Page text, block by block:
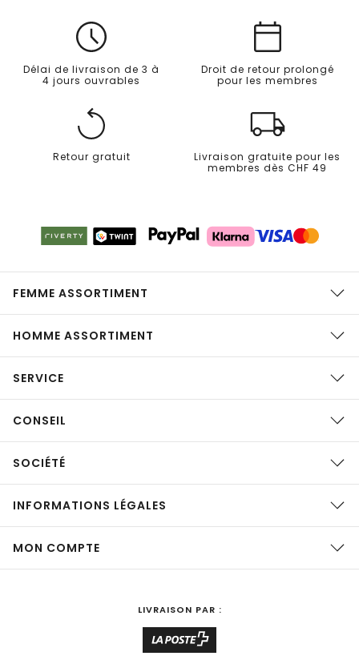
Délai de livraison de 3 à
4 jours ouvrables
Droit de retour prolongé
pour les membres
Retour gratuit
Livraison gratuite pour les
membres dès CHF 49
FEMME ASSORTIMENT
HOMME ASSORTIMENT
SERVICE
CONSEIL
SOCIÉTÉ
INFORMATIONS LÉGALES
MON COMPTE
LIVRAISON PAR :